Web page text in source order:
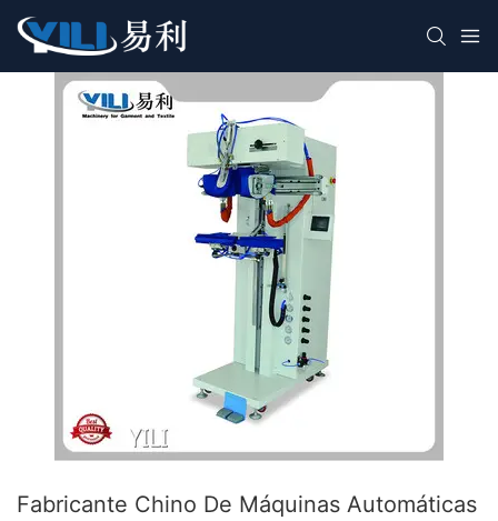
Fabricante Chino De Máquinas Automáticas